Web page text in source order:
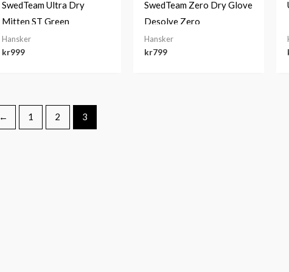
SwedTeam Ultra Dry
Mitten ST Green
Hansker
kr999
SwedTeam Zero Dry Glove
Desolve Zero
Hansker
kr799
← 1 2 3